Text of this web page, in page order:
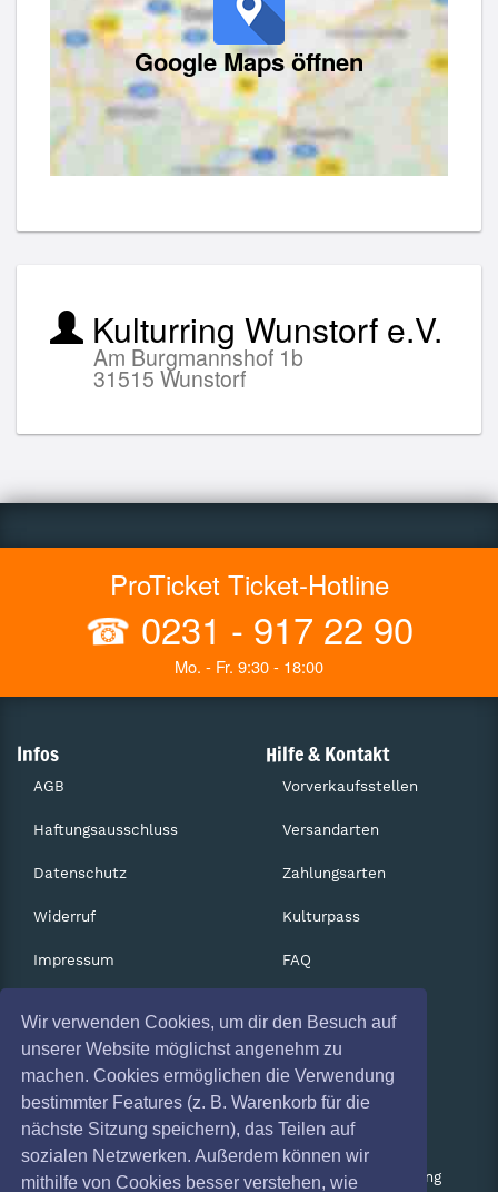
Wir verwenden Cookies, um dir den Besuch auf
unserer Website möglichst angenehm zu
machen. Cookies ermöglichen die Verwendung
bestimmter Features (z. B. Warenkorb für die
nächste Sitzung speichern), das Teilen auf
sozialen Netzwerken. Außerdem können wir
mithilfe von Cookies besser verstehen, wie
Google Maps öffnen
Kulturring Wunstorf e.V.
Am Burgmannshof 1b
31515 Wunstorf
ProTicket Ticket-Hotline
☎ 0231 - 917 22 90
Mo. - Fr. 9:30 - 18:00
Infos
AGB
Haftungsausschluss
Datenschutz
Widerruf
Impressum
Coronavirus (COVID 19)
Hilfe & Kontakt
Vorverkaufsstellen
Versandarten
Zahlungsarten
Kulturpass
FAQ
Services
Gutscheine
Geschäftskunden
Kartenrückgabe
Besucherregistrierung